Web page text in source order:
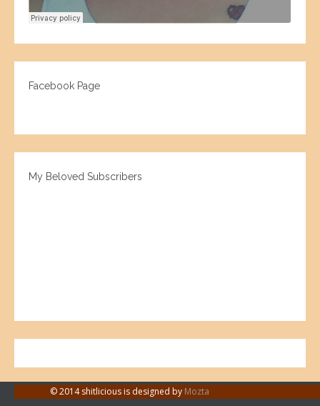
Facebook Page
My Beloved Subscribers
© 2014 shitlicious is designed by Mozta